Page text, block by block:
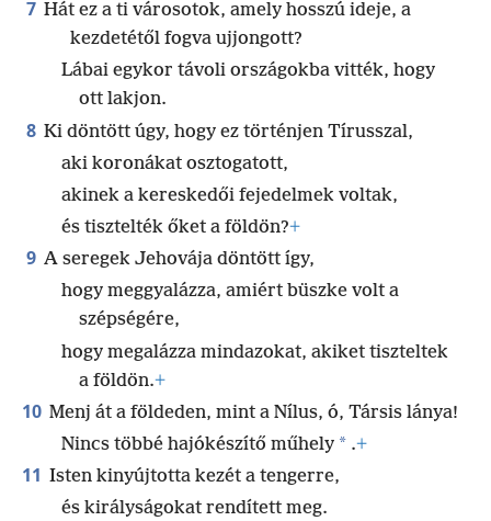
7 Hát ez a ti városotok, amely hosszú ideje, a
kezdetétől fogva ujjongott?
Lábai egykor távoli országokba vitték, hogy
ott lakjon.
8 Ki döntött úgy, hogy ez történjen Tírusszal,
aki koronákat osztogatott,
akinek a kereskedői fejedelmek voltak,
és tisztelték őket a földön?+
9 A seregek Jehovája döntött így,
hogy meggyalázza, amiért büszke volt a
szépségére,
hogy megalázza mindazokat, akiket tiszteltek
a földön.+
10 Menj át a földeden, mint a Nílus, ó, Társis lánya!
Nincs többé hajókészítő műhely * .+
11 Isten kinyújtotta kezét a tengerre,
és királyságokat rendített meg.